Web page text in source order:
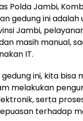
Polda Jambi,
gedung ini
Jambi,
masih manual,
IT.
gedung ini, kita
melakukan
serta
terhadap